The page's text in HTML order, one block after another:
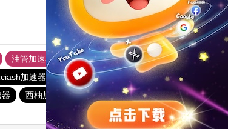
油管加速器 上油管加速器
回锅肉加速器
加速器 老王vnp
旋风加速度器
西柚加速器 快橙加速器
快橙加速器